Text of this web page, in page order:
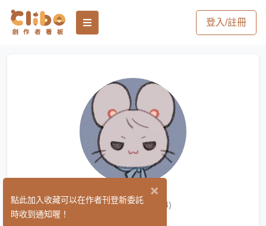
登入/註冊
じゅう (34)
×
點此加入收藏可以在作者刊登新委託
時收到通知喔！